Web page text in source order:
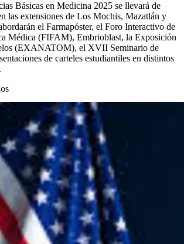
Básicas en Medicina 2025 se llevará de
las extensiones de Los Mochis, Mazatlán y
el Farmapóster, el Foro Interactivo de
Médica (FIFAM), Embrioblast, la Exposición
(EXANATOM), el XVII Seminario de
de carteles estudiantiles en distintos